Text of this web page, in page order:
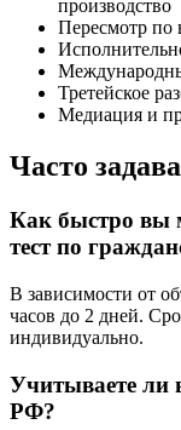
производство
Пересмотр по
Третейское
Медиация и
Часто
Как быстро вы
тест по
В зависимости от
часов до 2 дней.
индивидуально.
Учитываете ли
РФ?